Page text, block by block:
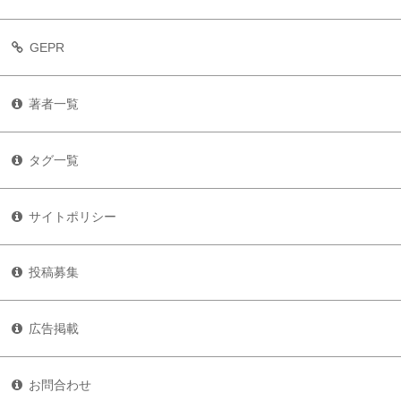
GEPR
著者一覧
タグ一覧
サイトポリシー
投稿募集
広告掲載
お問合わせ